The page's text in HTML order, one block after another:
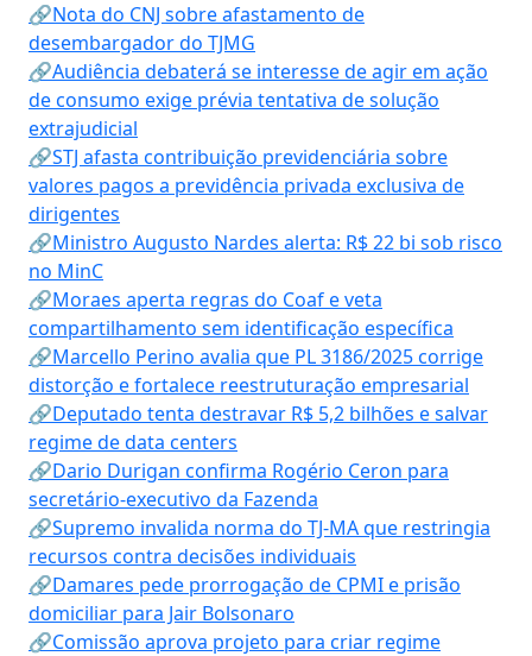
🔗Nota do CNJ sobre afastamento de
desembargador do TJMG
🔗Audiência debaterá se interesse de agir em ação
de consumo exige prévia tentativa de solução
extrajudicial
🔗STJ afasta contribuição previdenciária sobre
valores pagos a previdência privada exclusiva de
dirigentes
🔗Ministro Augusto Nardes alerta: R$ 22 bi sob risco
no MinC
🔗Moraes aperta regras do Coaf e veta
compartilhamento sem identificação específica
🔗Marcello Perino avalia que PL 3186/2025 corrige
distorção e fortalece reestruturação empresarial
🔗Deputado tenta destravar R$ 5,2 bilhões e salvar
regime de data centers
🔗Dario Durigan confirma Rogério Ceron para
secretário-executivo da Fazenda
🔗Supremo invalida norma do TJ-MA que restringia
recursos contra decisões individuais
🔗Damares pede prorrogação de CPMI e prisão
domiciliar para Jair Bolsonaro
🔗Comissão aprova projeto para criar regime